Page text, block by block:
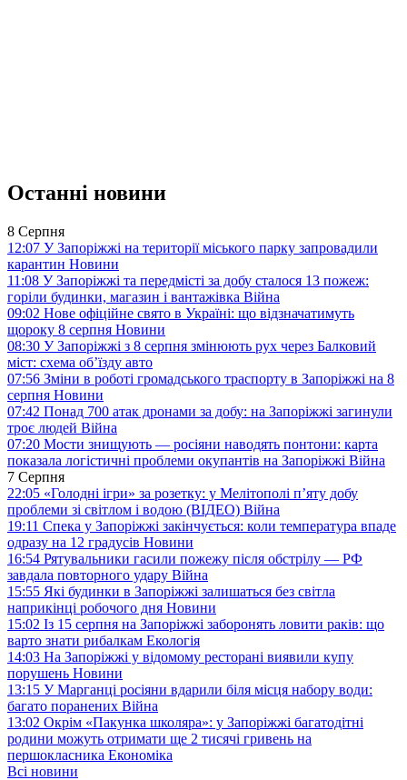
Останні новини
8 Серпня
12:07 У Запоріжжі на території міського парку запровадили
карантин Новини
11:08 У Запоріжжі та передмісті за добу сталося 13 пожеж:
горіли будинки, магазин і вантажівка Війна
09:02 Нове офіційне свято в Україні: що відзначатимуть
щороку 8 серпня Новини
08:30 У Запоріжжі з 8 серпня змінюють рух через Балковий
міст: схема об’їзду авто
07:56 Зміни в роботі громадського траспорту в Запоріжжі на 8
серпня Новини
07:42 Понад 700 атак дронами за добу: на Запоріжжі загинули
троє людей Війна
07:20 Мости знищують — росіяни наводять понтони: карта
показала логістичні проблеми окупантів на Запоріжжі Війна
7 Серпня
22:05 «Голодні ігри» за розетку: у Мелітополі п’яту добу
проблеми зі світлом і водою (ВІДЕО) Війна
19:11 Спека у Запоріжжі закінчується: коли температура впаде
одразу на 12 градусів Новини
16:54 Рятувальники гасили пожежу після обстрілу — РФ
завдала повторного удару Війна
15:55 Які будинки в Запоріжжі залишаться без світла
наприкінці робочого дня Новини
15:02 Із 15 серпня на Запоріжжі заборонять ловити раків: що
варто знати рибалкам Екологія
14:03 На Запоріжжі у відомому ресторані виявили купу
порушень Новини
13:15 У Марганці росіяни вдарили біля місця набору води:
багато поранених Війна
13:02 Окрім «Пакунка школяра»: у Запоріжжі багатодітні
родини можуть отримати ще 2 тисячі гривень на
першокласника Економіка
Всі новини